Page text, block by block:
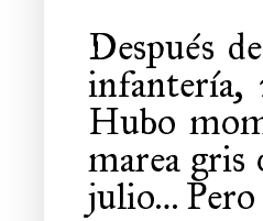
Después
infantería,
Hubo
marea
julio… Pero